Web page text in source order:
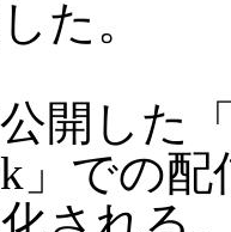
た。
開した
」での